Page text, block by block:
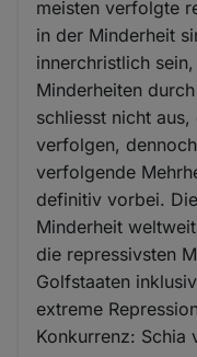
meisten verfolgte
in der Minderheit
innerchristlich
Minderheiten
schliesst nicht
verfolgen,
verfolgende
definitiv vorbei.
Minderheit
die repressivsten
Golfstaaten
extreme
Konkurrenz: Schia